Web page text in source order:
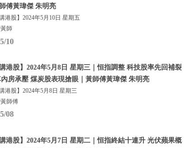
傅黃瑋傑 朱明亮
講港股】2024年5月10日 星期五
師
10
講港股】2024年5月8日 星期三｜恒指調整 科技股率先回補裂
內房承壓 煤炭股表現搶眼｜黃師傅黃瑋傑 朱明亮
講港股】2024年5月8日 星期三
師傅
08
講港股】2024年5月7日 星期二｜恒指終結十連升 光伏蘋果概